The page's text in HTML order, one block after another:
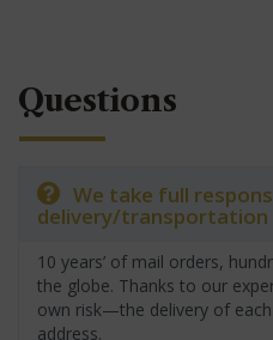
Questions
We take full
delivery/transportation
10 years’ of mail orders,
the globe. Thanks to our
own risk—the delivery of
address.